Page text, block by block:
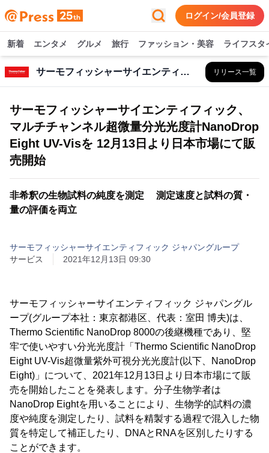
ログイン/会員登録
新着 エンタメ グルメ 旅行 ファッション・美容 ライフスタ
サーモフィッシャーサイエンティフィック ジャパングループ リリース一覧
サーモフィッシャーサイエンティフィック、
マルチチャンネル超微量分光光度計NanoDrop
Eight UV-Visを 12月13日より日本市場にて販
売開始
非希釈の生物試料の純度を測定 測定速度と試料の質・
量の評価を両立
サーモフィッシャーサイエンティフィック ジャパングループ
サービス
2021年12月13日 09:30
サーモフィッシャーサイエンティフィック ジャパングル
ープ(グループ本社：東京都港区、代表：室田 博夫)は、
Thermo Scientific NanoDrop 8000の後継機種であり、堅
牢で使いやすい分光光度計「Thermo Scientific NanoDrop
Eight UV-Vis超微量紫外可視分光光度計(以下、NanoDrop
Eight)」について、2021年12月13日より日本市場にて販
売を開始したことを発表します。分子生物学者は
NanoDrop Eightを用いることにより、生物学的試料の濃
度や純度を測定したり、試料を精製する過程で混入した物
質を特定して補正したり、DNAとRNAを区別したりする
ことができます。